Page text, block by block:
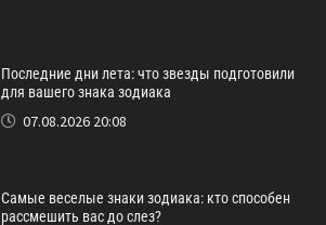
Последние дни лета: что звезды подготовили
для вашего знака зодиака
07.08.2026 20:08
Самые веселые знаки зодиака: кто способен
рассмешить вас до слез?